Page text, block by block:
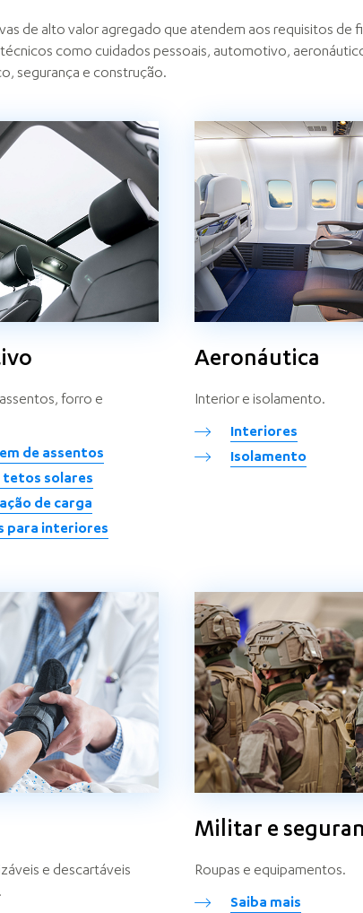
de alto valor agregado que atendem aos requisitos de
como cuidados pessoais, automotivo,
segurança e construção.
forro e
de assentos
tetos solares
de carga
para interiores
Aeronáutica
Interior e isolamento.
Interiores
Isolamento
e descartáveis
Militar e
Roupas e equipamentos.
Saiba mais